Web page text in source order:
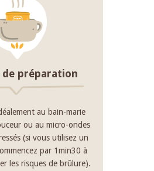
de préparation
au bain-marie
ou au micro-ondes
(si vous utilisez un
par 1min30 à
les risques de brûlure).